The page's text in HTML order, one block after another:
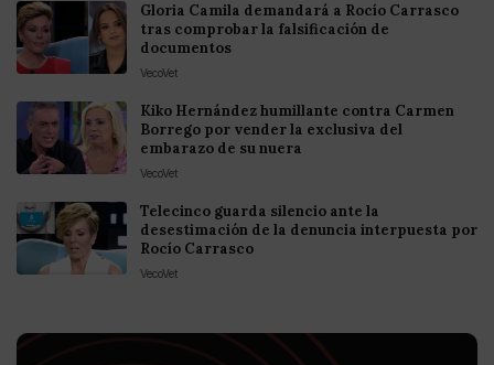
Gloria Camila demandará a Rocío Carrasco
tras comprobar la falsificación de
documentos
VecoVet
Kiko Hernández humillante contra Carmen
Borrego por vender la exclusiva del
embarazo de su nuera
VecoVet
Telecinco guarda silencio ante la
desestimación de la denuncia interpuesta por
Rocío Carrasco
VecoVet